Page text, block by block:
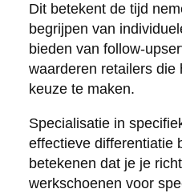
Dit betekent de tijd
begrijpen van
bieden van follow-
waarderen retailers die
keuze te maken.
Specialisatie in
effectieve differentiatie
betekenen dat je je
werkschoenen voor